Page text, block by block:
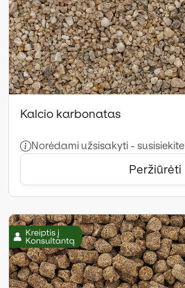
Kalcio karbonatas
Norėdami užsisakyti - susisiekite
Peržiūrėti